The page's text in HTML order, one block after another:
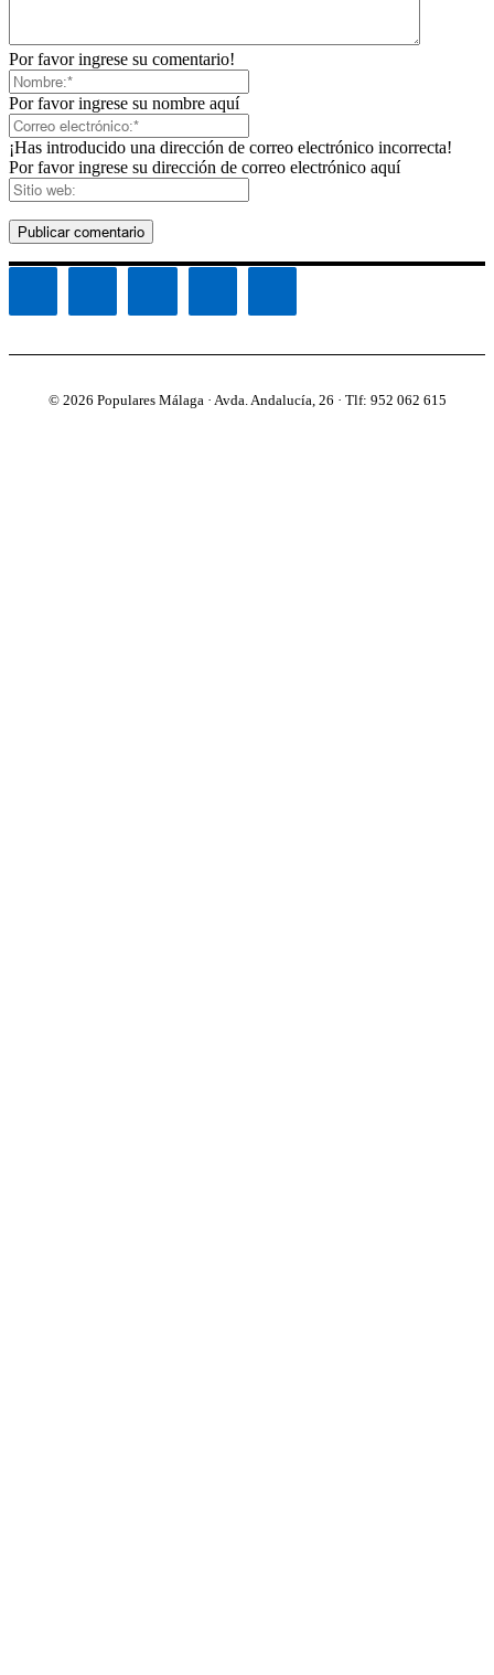
Por favor ingrese su comentario!
Por favor ingrese su nombre aquí
¡Has introducido una dirección de correo electrónico incorrecta!
Por favor ingrese su dirección de correo electrónico aquí
© 2026 Populares Málaga · Avda. Andalucía, 26 · Tlf: 952 062 615